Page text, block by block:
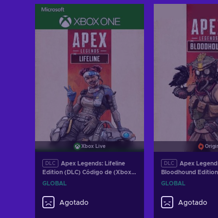
Añadir al carrito
Ver ofertas Ver
Xbox Live
DLC
Apex Legends: Lifeline
Edition (DLC) Código de (Xbox
One) Xbox Live GLOBAL
GLOBAL
Agotado
DLC
Apex
Bloodhound
Código de Origin
GLOBAL
Agotado